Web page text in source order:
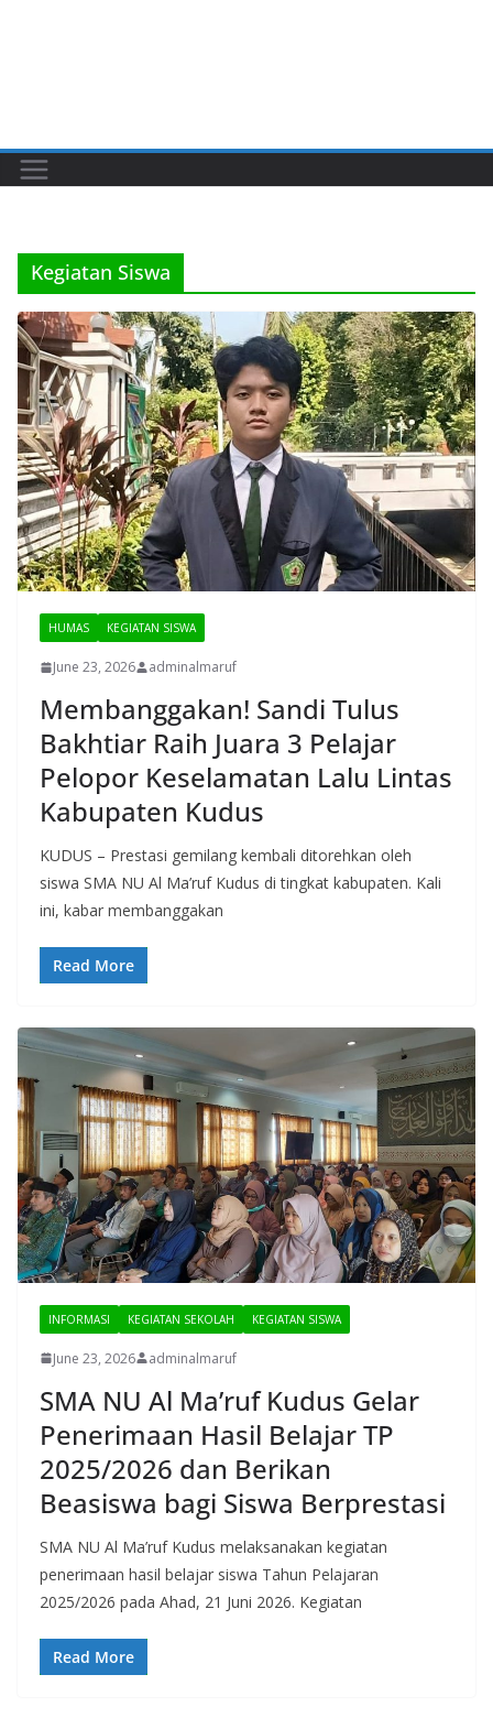
Kegiatan Siswa
HUMAS KEGIATAN SISWA
June 23, 2026 adminalmaruf
Membanggakan! Sandi Tulus
Bakhtiar Raih Juara 3 Pelajar
Pelopor Keselamatan Lalu Lintas
Kabupaten Kudus
KUDUS – Prestasi gemilang kembali ditorehkan oleh
siswa SMA NU Al Ma’ruf Kudus di tingkat kabupaten. Kali
ini, kabar membanggakan
Read More
INFORMASI KEGIATAN SEKOLAH KEGIATAN SISWA
June 23, 2026 adminalmaruf
SMA NU Al Ma’ruf Kudus Gelar
Penerimaan Hasil Belajar TP
2025/2026 dan Berikan
Beasiswa bagi Siswa Berprestasi
SMA NU Al Ma’ruf Kudus melaksanakan kegiatan
penerimaan hasil belajar siswa Tahun Pelajaran
2025/2026 pada Ahad, 21 Juni 2026. Kegiatan
Read More